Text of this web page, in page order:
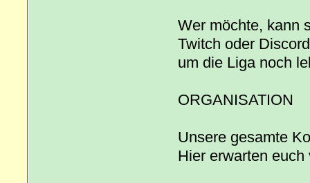
Wer möchte, kann
Twitch oder
um die Liga noch
ORGANISATION
Unsere gesamte
Hier erwarten